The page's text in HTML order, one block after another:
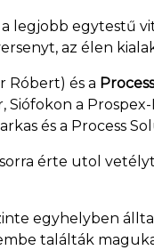
egytestű
az élen
Róbert) és a
a
és a Process
érte utol
egyhelyben
találták